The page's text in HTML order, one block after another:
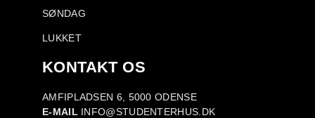
SØNDAG
LUKKET
KONTAKT OS
AMFIPLADSEN 6, 5000 ODENSE
E-MAIL INFO@STUDENTERHUS.DK